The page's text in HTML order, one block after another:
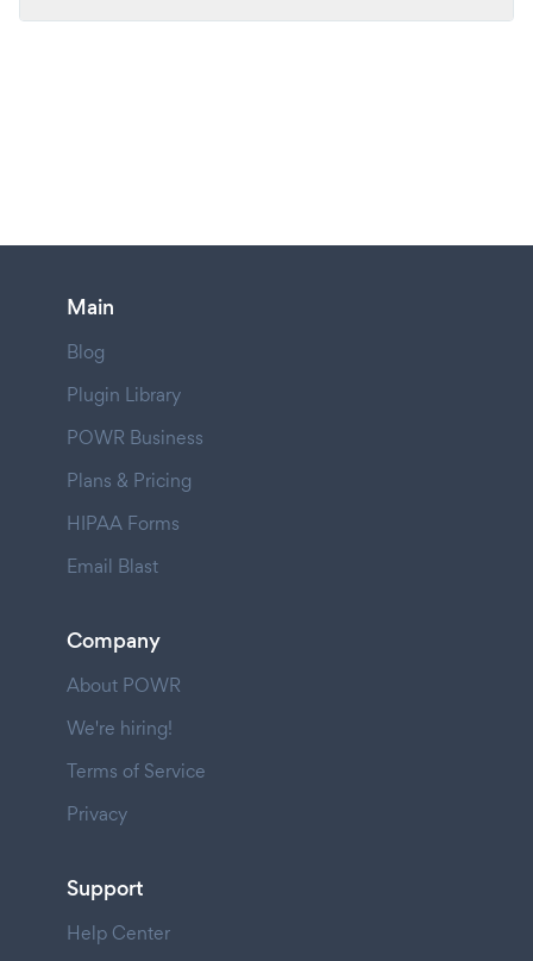
Main
Blog
Plugin Library
POWR Business
Plans & Pricing
HIPAA Forms
Email Blast
Company
About POWR
We're hiring!
Terms of Service
Privacy
Support
Help Center